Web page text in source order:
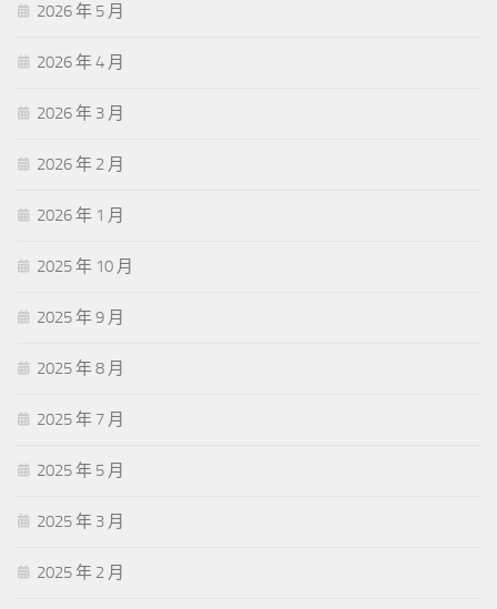
2026 年 5 月
2026 年 4 月
2026 年 3 月
2026 年 2 月
2026 年 1 月
2025 年 10 月
2025 年 9 月
2025 年 8 月
2025 年 7 月
2025 年 5 月
2025 年 3 月
2025 年 2 月